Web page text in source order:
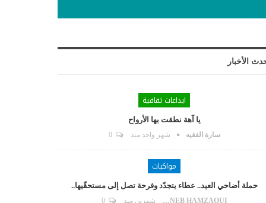
الأخبار
ابداعات ثقافية
يا آهة نطقت بها الأرواح
سارة الفقيه شهر واحد منذ 0
مواكبات
حملة أضاحي العيد.. عطاء يتجدّد وفرحة تصل إلى مستحقّيها..
ZAYNEB HAMZAOUI شهرين منذ 0